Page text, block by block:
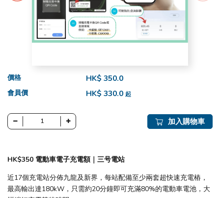
價格 HK$ 350.0
會員價 HK$ 330.0 起
加入購物車
HK$350 電動車電子充電額｜三号電站
近17個充電站分佈九龍及新界，每站配備至少兩套超快速充電樁，
最高輸出達180kW，只需約20分鐘即可充滿80%的電動車電池，大